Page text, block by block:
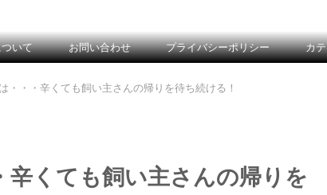
いて お問い合わせ プライバシーポリシー カ
・・・辛くても飼い主さんの帰りを待ち続ける！
辛くても飼い主さんの帰りを